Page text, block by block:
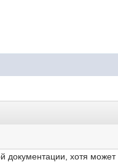
документации, хотя может